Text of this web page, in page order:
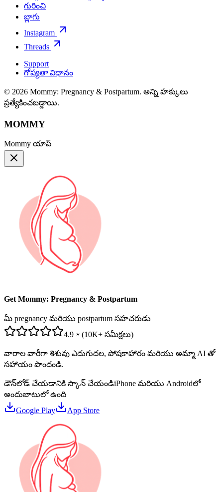
గురించి
బ్లాగు
Instagram
Threads
Support
గోప్యతా విధానం
© 2026 Mommy: Pregnancy & Postpartum. అన్ని హక్కులు
ప్రత్యేకించబడ్డాయి.
MOMMY
Mommy యాప్
Get Mommy: Pregnancy & Postpartum
మీ pregnancy మరియు postpartum సహచరుడు
4.9 ★ (10K+ సమీక్షలు)
వారాల వారీగా శిశువు ఎదుగుదల, పోషకాహారం మరియు అమ్మా AI తో
సహాయం పొందండి.
డౌన్‌లోడ్ చేయడానికి స్కాన్ చేయండిiPhone మరియు Androidలో
అందుబాటులో ఉంది
Google Play
App Store